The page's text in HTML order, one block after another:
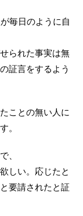
毎日のように自
られた事実は無
証言をするよう
ことの無い人に
。
、
しい。応じたと
要請されたと証